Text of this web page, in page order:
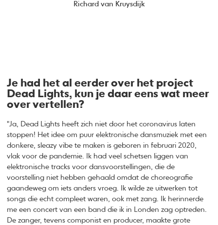
Richard van Kruysdijk
Je had het al eerder over het project
Dead Lights, kun je daar eens wat meer
over vertellen?
"Ja, Dead Lights heeft zich niet door het coronavirus laten
stoppen! Het idee om puur elektronische dansmuziek met een
donkere, sleazy vibe te maken is geboren in februari 2020,
vlak voor de pandemie. Ik had veel schetsen liggen van
elektronische tracks voor dansvoorstellingen, die de
voorstelling niet hebben gehaald omdat de choreografie
gaandeweg om iets anders vroeg. Ik wilde ze uitwerken tot
songs die echt compleet waren, ook met zang. Ik herinnerde
me een concert van een band die ik in Londen zag optreden.
De zanger, tevens componist en producer, maakte grote